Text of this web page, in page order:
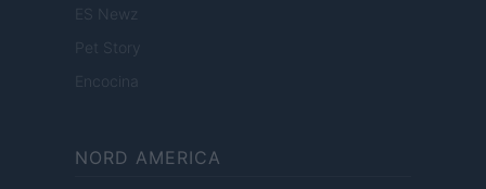
ES Newz
Pet Story
Encocina
NORD AMERICA